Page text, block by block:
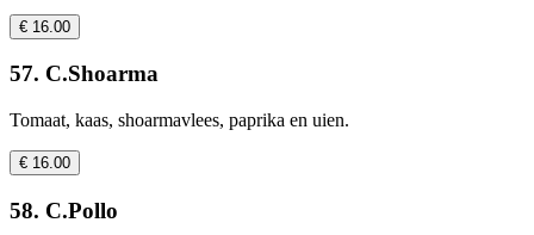
€ 16.00
57. C.Shoarma
Tomaat, kaas, shoarmavlees, paprika en uien.
€ 16.00
58. C.Pollo